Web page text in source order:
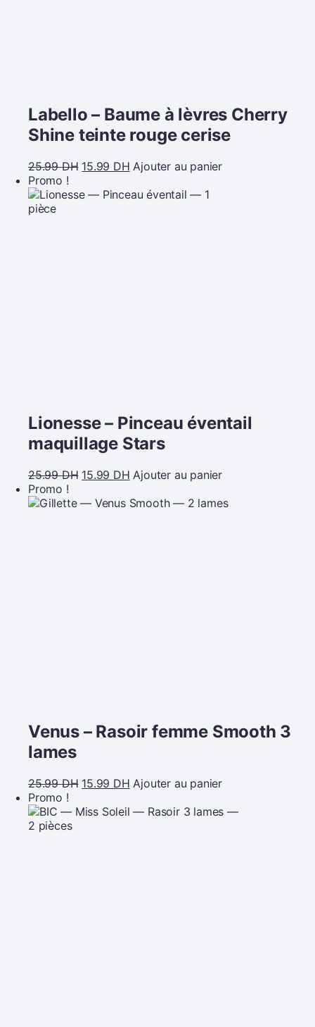
Labello – Baume à lèvres Cherry
Shine teinte rouge cerise
25.99DH 15.99 DH Ajouter au panier
Promo !
Lionesse – Pinceau éventail
maquillage Stars
25.99DH 15.99 DH Ajouter au panier
Promo !
Venus – Rasoir femme Smooth 3
lames
25.99DH 15.99 DH Ajouter au panier
Promo !